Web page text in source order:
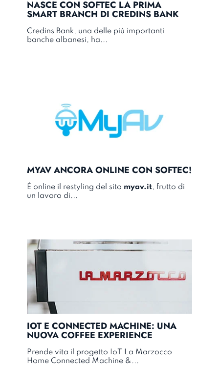
NASCE CON SOFTEC LA PRIMA
SMART BRANCH DI CREDINS BANK
Credins Bank, una delle più importanti
banche albanesi, ha...
MYAV ANCORA ONLINE CON SOFTEC!
È online il restyling del sito myav.it, frutto di
un lavoro di...
IOT E CONNECTED MACHINE: UNA
NUOVA COFFEE EXPERIENCE
Prende vita il progetto IoT La Marzocco
Home Connected Machine &...